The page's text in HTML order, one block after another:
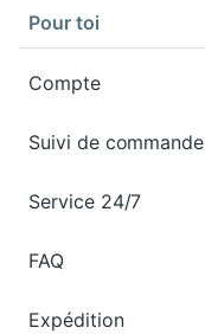
Pour toi
Compte
Suivi de commande
Service 24/7
FAQ
Expédition